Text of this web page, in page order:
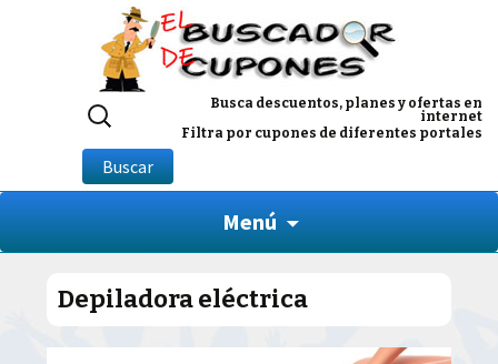
Busca descuentos, planes y ofertas en
internet
Filtra por cupones de diferentes portales
Buscar
por:
Buscar
Menú
Depiladora eléctrica